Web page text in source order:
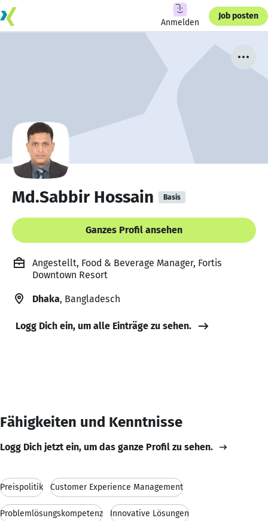
Anmelden
Job posten
Md.Sabbir Hossain Basis
Ganzes Profil ansehen
Angestellt, Food & Beverage Manager, Fortis
Downtown Resort
Dhaka, Bangladesch
Logg Dich ein, um alle Einträge zu sehen.
Fähigkeiten und Kenntnisse
Logg Dich jetzt ein, um das ganze Profil zu sehen.
Preispolitik Customer Experience Management
Problemlösungskompetenz Innovative Lösungen